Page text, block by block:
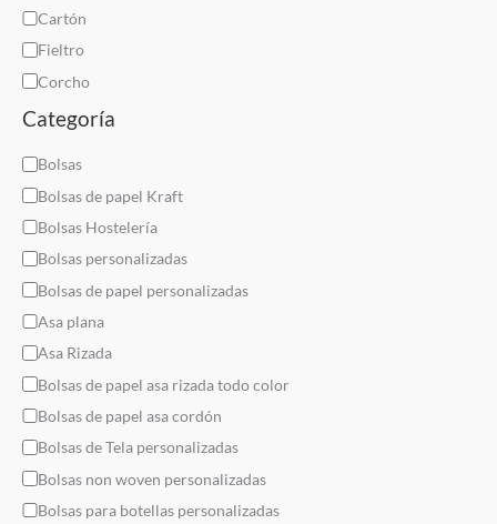
r
i
a
Cartón
Fieltro
Corcho
Categoría
C
a
t
e
g
o
r
í
Bolsas
Bolsas de papel Kraft
Bolsas Hostelería
Bolsas personalizadas
Bolsas de papel personalizadas
Asa plana
Asa Rizada
Bolsas de papel asa rizada todo color
Bolsas de papel asa cordón
Bolsas de Tela personalizadas
Bolsas non woven personalizadas
Bolsas para botellas personalizadas